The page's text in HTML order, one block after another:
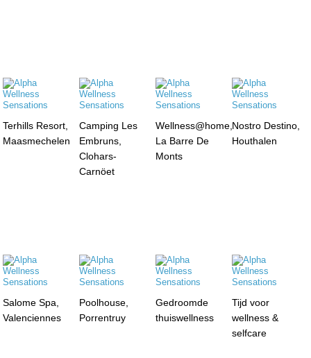
Terhills Resort,
Maasmechelen
Camping Les
Embruns,
Clohars-
Carnöet
Wellness@home,
La Barre De
Monts
Nostro Destino,
Houthalen
Salome Spa,
Valenciennes
Poolhouse,
Porrentruy
Gedroomde
thuiswellness
Tijd voor
wellness &
selfcare